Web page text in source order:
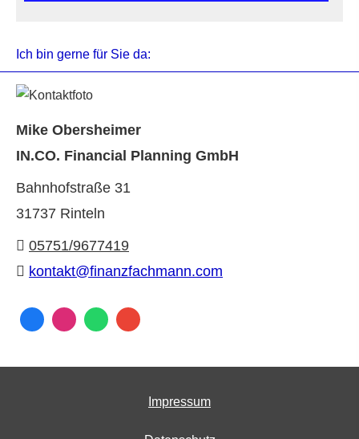
Ich bin gerne für Sie da:
Mike Obersheimer
IN.CO. Financial Planning GmbH
Bahnhofstraße 31
31737 Rinteln
05751/9677419
kontakt@finanzfachmann.com
Impressum